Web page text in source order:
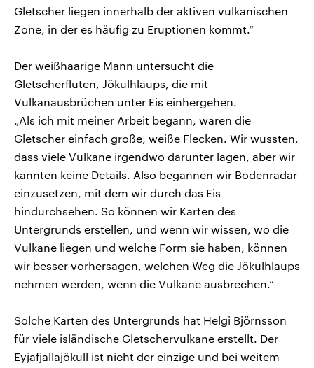
Gletscher liegen innerhalb der aktiven vulkanischen
Zone, in der es häufig zu Eruptionen kommt.“
Der weißhaarige Mann untersucht die
Gletscherfluten, Jökulhlaups, die mit
Vulkanausbrüchen unter Eis einhergehen.
„Als ich mit meiner Arbeit begann, waren die
Gletscher einfach große, weiße Flecken. Wir wussten,
dass viele Vulkane irgendwo darunter lagen, aber wir
kannten keine Details. Also begannen wir Bodenradar
einzusetzen, mit dem wir durch das Eis
hindurchsehen. So können wir Karten des
Untergrunds erstellen, und wenn wir wissen, wo die
Vulkane liegen und welche Form sie haben, können
wir besser vorhersagen, welchen Weg die Jökulhlaups
nehmen werden, wenn die Vulkane ausbrechen.“
Solche Karten des Untergrunds hat Helgi Björnsson
für viele isländische Gletschervulkane erstellt. Der
Eyjafjallajökull ist nicht der einzige und bei weitem